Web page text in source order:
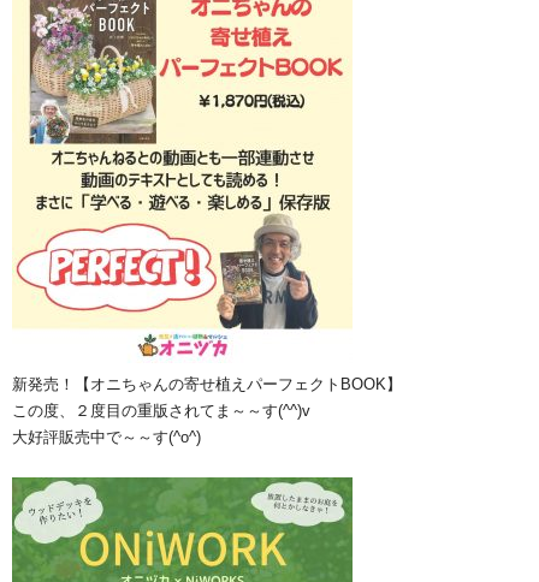
新発売！【オニちゃんの寄せ植えパーフェクトBOOK】
この度、２度目の重版されてま～～す(^^)v
大好評販売中で～～す(^o^)